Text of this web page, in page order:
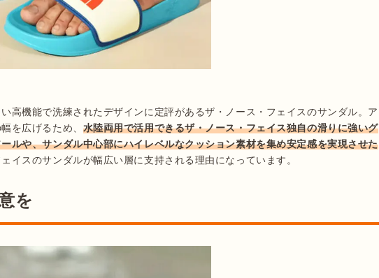
高機能で洗練されたデザインに定評があるザ・ノース・フェイスのサンダル。ア
を広げるため、 水陸両用で活用できるザ・ノース・フェイス独自の滑りに強いグ
ルや、サンダル中心部にハイレベルなクッション素材を集め安定感を実現させた
イスのサンダルが幅広い層に支持される理由になっています。
を